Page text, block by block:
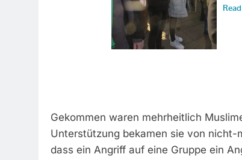
Gekommen waren mehrheitlich
Unterstützung bekamen sie von nicht-
dass ein Angriff auf eine Gruppe ein